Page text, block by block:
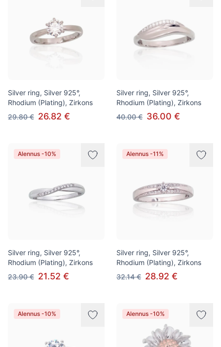
Silver ring, Silver 925°,
Rhodium (Plating), Zirkons
29.80 € 26.82 €
Silver ring, Silver 925°,
Rhodium (Plating), Zirkons
40.00 € 36.00 €
Alennus -10%
Silver ring, Silver 925°,
Rhodium (Plating), Zirkons
23.90 € 21.52 €
Alennus -11%
Silver ring, Silver 925°,
Rhodium (Plating), Zirkons
32.14 € 28.92 €
Alennus -10% Alennus -10%